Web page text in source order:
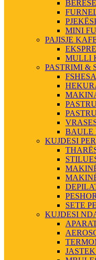
MINI
PAJISJE
MULLI
PASTRIMI &
FSHESA
BAULE
KUJDESI
SETE
KUJDESI